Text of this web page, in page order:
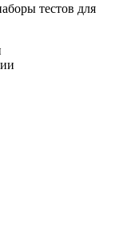
тестов для